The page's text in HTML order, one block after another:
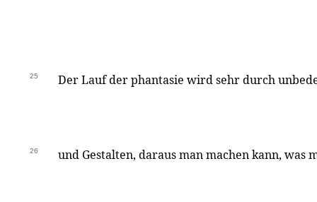
25 Der Lauf der phantasie wird sehr durch
26 und Gestalten, daraus man machen kann, was